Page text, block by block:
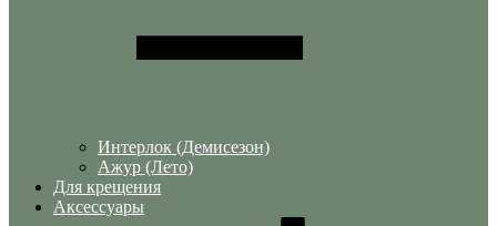
Интерлок (Демисезон)
Ажур (Лето)
Для крещения
Аксессуары